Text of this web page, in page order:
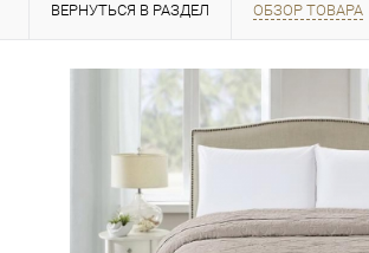
ВЕРНУТЬСЯ В РАЗДЕЛ ОБЗОР ТОВАРА